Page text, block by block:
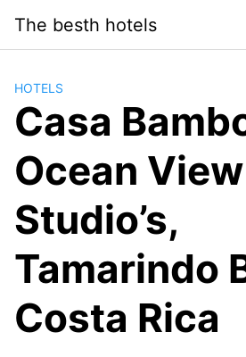
contenido
The besth hotels
HOTELS
Casa
Ocean View
Studio’s,
Tamarindo
Costa Rica